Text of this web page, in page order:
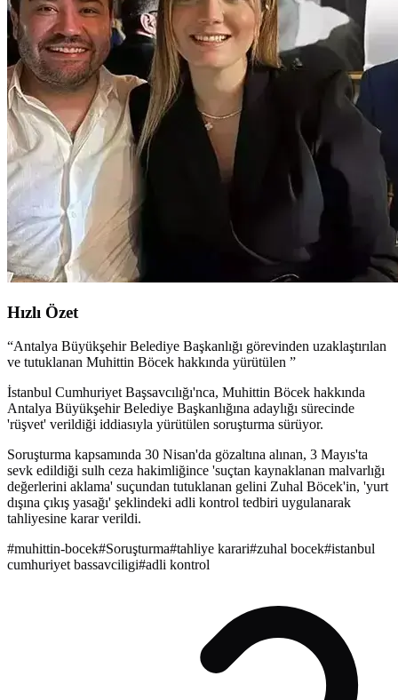
Hızlı Özet
“Antalya Büyükşehir Belediye Başkanlığı görevinden uzaklaştırılan
ve tutuklanan Muhittin Böcek hakkında yürütülen ”
İstanbul Cumhuriyet Başsavcılığı'nca, Muhittin Böcek hakkında
Antalya Büyükşehir Belediye Başkanlığına adaylığı sürecinde
'rüşvet' verildiği iddiasıyla yürütülen soruşturma sürüyor.
Soruşturma kapsamında 30 Nisan'da gözaltına alınan, 3 Mayıs'ta
sevk edildiği sulh ceza hakimliğince 'suçtan kaynaklanan malvarlığı
değerlerini aklama' suçundan tutuklanan gelini Zuhal Böcek'in, 'yurt
dışına çıkış yasağı' şeklindeki adli kontrol tedbiri uygulanarak
tahliyesine karar verildi.
#muhittin-bocek#Soruşturma#tahliye karari#zuhal bocek#istanbul
cumhuriyet bassavciligi#adli kontrol